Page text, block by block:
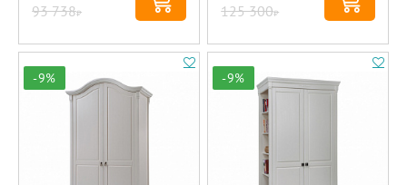
93 738Р 125 300Р
-9% -9%